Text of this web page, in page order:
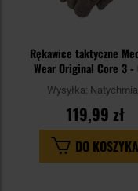
Rękawice taktyczne
Wear Original Core 3 -
Drab
Wysyłka:
119,99 zł
DO KOSZYKA